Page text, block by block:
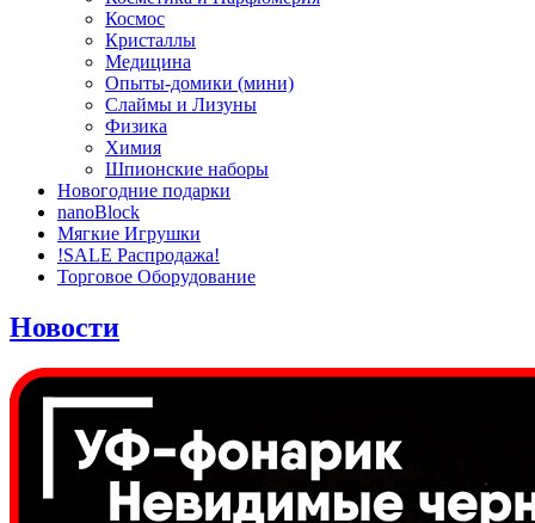
Космос
Кристаллы
Медицина
Опыты-домики (мини)
Слаймы и Лизуны
Физика
Химия
Шпионские наборы
Новогодние подарки
nanoBlock
Мягкие Игрушки
!SALE Распродажа!
Торговое Оборудование
Новости